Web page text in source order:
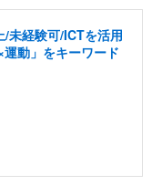
未経験可/ICTを活用
動」をキーワード